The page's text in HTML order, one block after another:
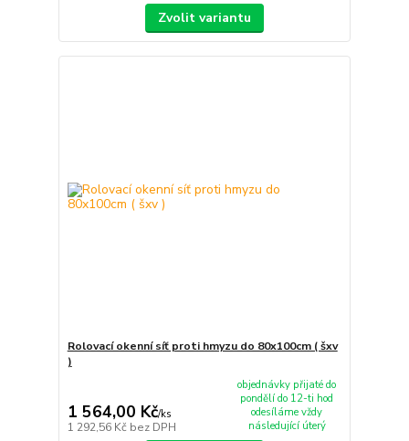
Zvolit variantu
Rolovací okenní síť proti hmyzu do 80x100cm ( šxv
)
1 564,00 Kč/ks
1 292,56 Kč bez DPH
objednávky přijaté do
pondělí do 12-ti hod
odesíláme vždy
následující úterý